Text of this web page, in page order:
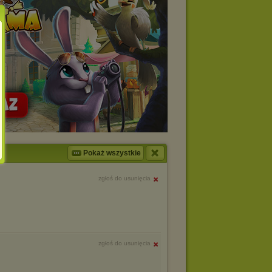
Pokaż wszystkie
zgłoś do usunięcia
zgłoś do usunięcia